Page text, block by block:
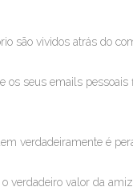
são vividos atrás do
os seus emails
verdadeiramente é
verdadeiro valor da